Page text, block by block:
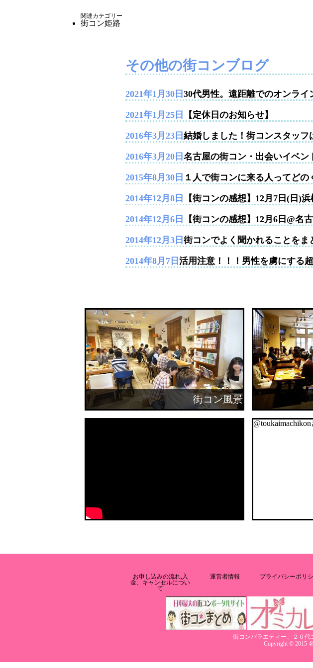
関連カテゴリー
街コン姫路
その他の街コンブログ
2021年1月30日 30代男性。遠距離でのオンライ
2021年1月25日 【定休日のお知らせ】
2016年3月23日 結婚しました！街コンスタッフ
2016年3月20日 名古屋の街コン・出会いイベ
2015年8月30日 １人で街コンに来る人ってどの
2014年12月8日 【街コンの感想】12月7日(日)浜
2014年12月6日 【街コンの感想】12月6日@名
2014年12月3日 街コンでよく聞かれることをま
2014年8月7日 活用注意！！！男性を虜にする
街コン風景
お申し込みの流れ,入
金、キャンセルについ
て
運営者情報 プライバシーポリ
街コンバラエティー、２０
Copyright © 2015